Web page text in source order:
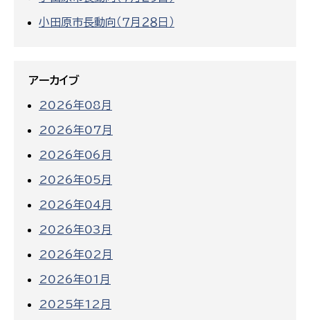
小田原市長動向（７月２８日）
アーカイブ
2026年08月
2026年07月
2026年06月
2026年05月
2026年04月
2026年03月
2026年02月
2026年01月
2025年12月